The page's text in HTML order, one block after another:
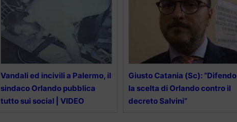
Vandali ed incivili a Palermo, il
sindaco Orlando pubblica
tutto sui social | VIDEO
Giusto Catania (Sc): “Difendo
la scelta di Orlando contro il
decreto Salvini”